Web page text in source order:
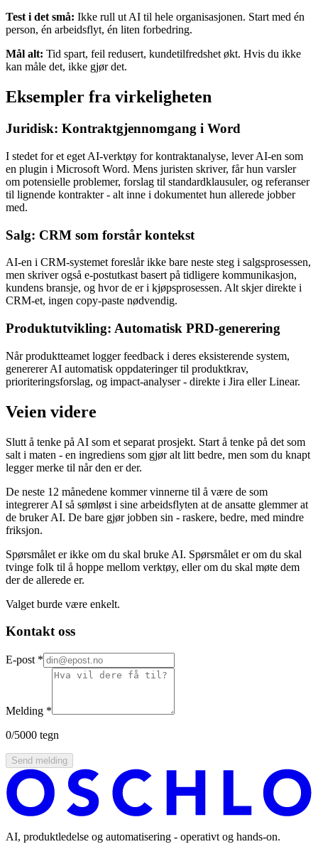
Test i det små: Ikke rull ut AI til hele organisasjonen. Start med én
person, én arbeidsflyt, én liten forbedring.
Mål alt: Tid spart, feil redusert, kundetilfredshet økt. Hvis du ikke
kan måle det, ikke gjør det.
Eksempler fra virkeligheten
Juridisk: Kontraktgjennomgang i Word
I stedet for et eget AI-verktøy for kontraktanalyse, lever AI-en som
en plugin i Microsoft Word. Mens juristen skriver, får hun varsler
om potensielle problemer, forslag til standardklausuler, og referanser
til lignende kontrakter - alt inne i dokumentet hun allerede jobber
med.
Salg: CRM som forstår kontekst
AI-en i CRM-systemet foreslår ikke bare neste steg i salgsprosessen,
men skriver også e-postutkast basert på tidligere kommunikasjon,
kundens bransje, og hvor de er i kjøpsprosessen. Alt skjer direkte i
CRM-et, ingen copy-paste nødvendig.
Produktutvikling: Automatisk PRD-generering
Når produktteamet logger feedback i deres eksisterende system,
genererer AI automatisk oppdateringer til produktkrav,
prioriteringsforslag, og impact-analyser - direkte i Jira eller Linear.
Veien videre
Slutt å tenke på AI som et separat prosjekt. Start å tenke på det som
salt i maten - en ingrediens som gjør alt litt bedre, men som du knapt
legger merke til når den er der.
De neste 12 månedene kommer vinnerne til å være de som
integrerer AI så sømløst i sine arbeidsflyten at de ansatte glemmer at
de bruker AI. De bare gjør jobben sin - raskere, bedre, med mindre
friksjon.
Spørsmålet er ikke om du skal bruke AI. Spørsmålet er om du skal
tvinge folk til å hoppe mellom verktøy, eller om du skal møte dem
der de allerede er.
Valget burde være enkelt.
Kontakt oss
E-post *
Melding *
0/5000 tegn
Send melding
AI, produktledelse og automatisering - operativt og hands-on.